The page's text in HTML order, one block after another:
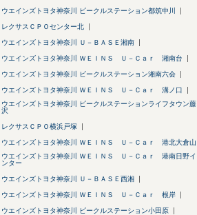
ウエインズトヨタ神奈川 ビークルステーション都筑中川
レクサスＣＰＯセンター北
ウエインズトヨタ神奈川 Ｕ－ＢＡＳＥ湘南
ウエインズトヨタ神奈川 ＷＥＩＮＳ Ｕ－Ｃａｒ 湘南台
ウエインズトヨタ神奈川 ビークルステーション湘南六会
ウエインズトヨタ神奈川 ＷＥＩＮＳ Ｕ－Ｃａｒ 溝ノ口
ウエインズトヨタ神奈川 ビークルステーションライフタウン藤
沢
レクサスＣＰＯ横浜戸塚
ウエインズトヨタ神奈川 ＷＥＩＮＳ Ｕ－Ｃａｒ 港北大倉山
ウエインズトヨタ神奈川 ＷＥＩＮＳ Ｕ－Ｃａｒ 港南日野イ
ンター
ウエインズトヨタ神奈川 Ｕ－ＢＡＳＥ西湘
ウエインズトヨタ神奈川 ＷＥＩＮＳ Ｕ－Ｃａｒ 根岸
ウエインズトヨタ神奈川 ビークルステーション小田原